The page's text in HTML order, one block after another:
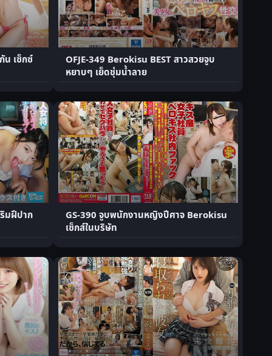
น เซ็กซ์
OFJE-349 Berokisu BEST สาวสวยจูบ
หยาบๆ เย็ดชุ่มน้ำลาย
มฝีปาก
GS-390 จูบพนักงานหญิงปีศาจ Berokisu
เซ็กส์ในบริษัท